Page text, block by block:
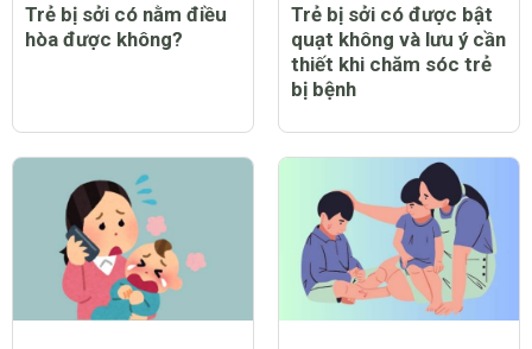
Trẻ bị sởi có nằm điều
hòa được không?
Trẻ bị sởi có được bật
quạt không và lưu ý cần
thiết khi chăm sóc trẻ
bị bệnh